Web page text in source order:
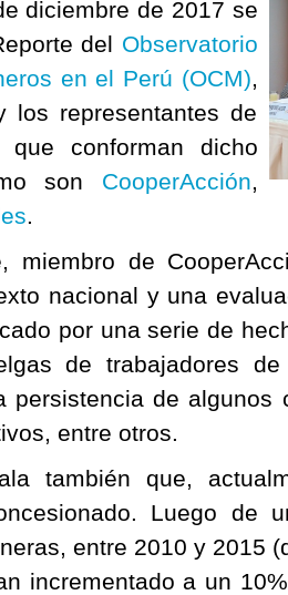
diciembre de 2017 se
del Observatorio
en el Perú (OCM),
representantes de
que conforman dicho
son CooperAcción,
.
miembro de
nacional y una
por una serie de
de trabajadores
persistencia de algunos
entre otros.
también que,
Luego de
entre 2010 y 2015
incrementado a un